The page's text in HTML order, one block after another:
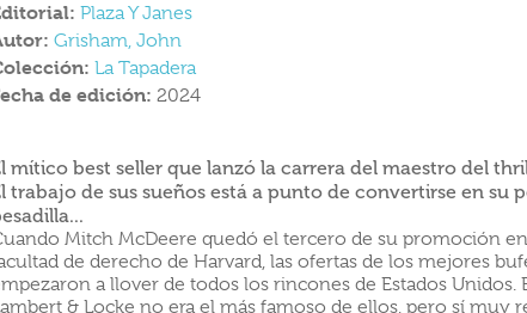
Plaza Y Janes
Grisham, John
La Tapadera
de edición: 2024
mítico best seller que lanzó la carrera del maestro del
trabajo de sus sueños está a punto de convertirse en su
Mitch McDeere quedó el tercero de su promoción
de derecho de Harvard, las ofertas de los mejores
a llover de todos los rincones de Estados Unidos.
& Locke no era el más famoso de ellos, pero sí muy